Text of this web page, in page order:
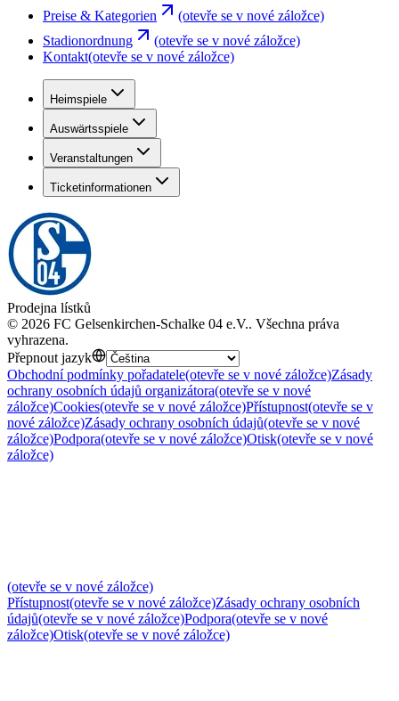
Preise & Kategorien
(otevře se v nové záložce)
Stadionordnung
(otevře se v nové záložce)
Kontakt(otevře se v nové záložce)
Heimspiele
Auswärtsspiele
Veranstaltungen
Ticketinformationen
Prodejna lístků
© 2026 FC Gelsenkirchen-Schalke 04 e.V.. Všechna práva
vyhrazena.
Přepnout jazyk
Obchodní podmínky pořadatele(otevře se v nové záložce)Zásady
ochrany osobních údajů organizátora(otevře se v nové
záložce)Cookies(otevře se v nové záložce)Přístupnost(otevře se v
nové záložce)Zásady ochrany osobních údajů(otevře se v nové
záložce)Podpora(otevře se v nové záložce)Otisk(otevře se v nové
záložce)
(otevře se v nové záložce)
Přístupnost(otevře se v nové záložce)Zásady ochrany osobních
údajů(otevře se v nové záložce)Podpora(otevře se v nové
záložce)Otisk(otevře se v nové záložce)